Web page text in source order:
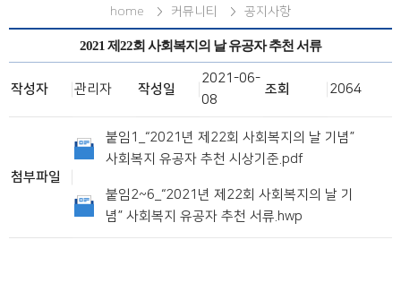
home 커뮤니티 공지사항
2021 제22회 사회복지의 날 유공자 추천 서류
작성자 관리자 작성일
2021-06-
08
조회 2064
첨부파일
붙임1_“2021년 제22회 사회복지의 날 기념”
사회복지 유공자 추천 시상기준.pdf
붙임2~6_“2021년 제22회 사회복지의 날 기
념” 사회복지 유공자 추천 서류.hwp